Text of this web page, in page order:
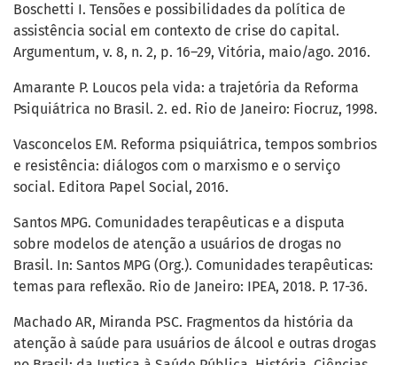
Boschetti I. Tensões e possibilidades da política de
assistência social em contexto de crise do capital.
Argumentum, v. 8, n. 2, p. 16–29, Vitória, maio/ago. 2016.
Amarante P. Loucos pela vida: a trajetória da Reforma
Psiquiátrica no Brasil. 2. ed. Rio de Janeiro: Fiocruz, 1998.
Vasconcelos EM. Reforma psiquiátrica, tempos sombrios
e resistência: diálogos com o marxismo e o serviço
social. Editora Papel Social, 2016.
Santos MPG. Comunidades terapêuticas e a disputa
sobre modelos de atenção a usuários de drogas no
Brasil. In: Santos MPG (Org.). Comunidades terapêuticas:
temas para reflexão. Rio de Janeiro: IPEA, 2018. P. 17-36.
Machado AR, Miranda PSC. Fragmentos da história da
atenção à saúde para usuários de álcool e outras drogas